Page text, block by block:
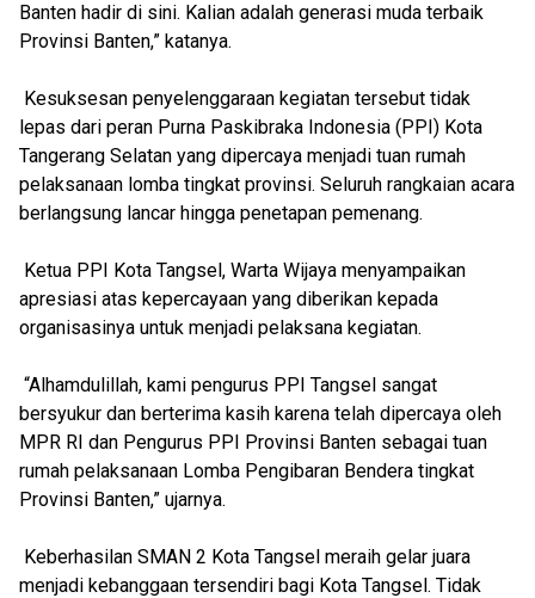
Banten hadir di sini. Kalian adalah generasi muda terbaik
Provinsi Banten,” katanya.
Kesuksesan penyelenggaraan kegiatan tersebut tidak
lepas dari peran Purna Paskibraka Indonesia (PPI) Kota
Tangerang Selatan yang dipercaya menjadi tuan rumah
pelaksanaan lomba tingkat provinsi. Seluruh rangkaian acara
berlangsung lancar hingga penetapan pemenang.
Ketua PPI Kota Tangsel, Warta Wijaya menyampaikan
apresiasi atas kepercayaan yang diberikan kepada
organisasinya untuk menjadi pelaksana kegiatan.
“Alhamdulillah, kami pengurus PPI Tangsel sangat
bersyukur dan berterima kasih karena telah dipercaya oleh
MPR RI dan Pengurus PPI Provinsi Banten sebagai tuan
rumah pelaksanaan Lomba Pengibaran Bendera tingkat
Provinsi Banten,” ujarnya.
Keberhasilan SMAN 2 Kota Tangsel meraih gelar juara
menjadi kebanggaan tersendiri bagi Kota Tangsel. Tidak